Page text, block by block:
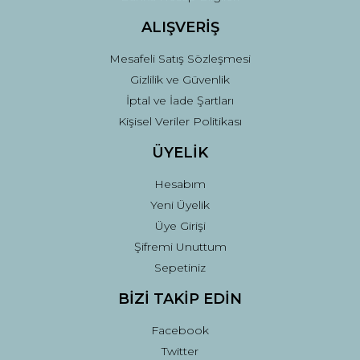
ALIŞVERİŞ
Mesafeli Satış Sözleşmesi
Gizlilik ve Güvenlik
İptal ve İade Şartları
Kişisel Veriler Politikası
ÜYELİK
Hesabım
Yeni Üyelik
Üye Girişi
Şifremi Unuttum
Sepetiniz
BİZİ TAKİP EDİN
Facebook
Twitter